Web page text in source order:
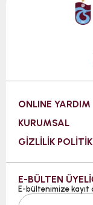
ONLINE YARDIM
KURUMSAL
GİZLİLİK
E-BÜLTEN
E-bültenimize kayıt